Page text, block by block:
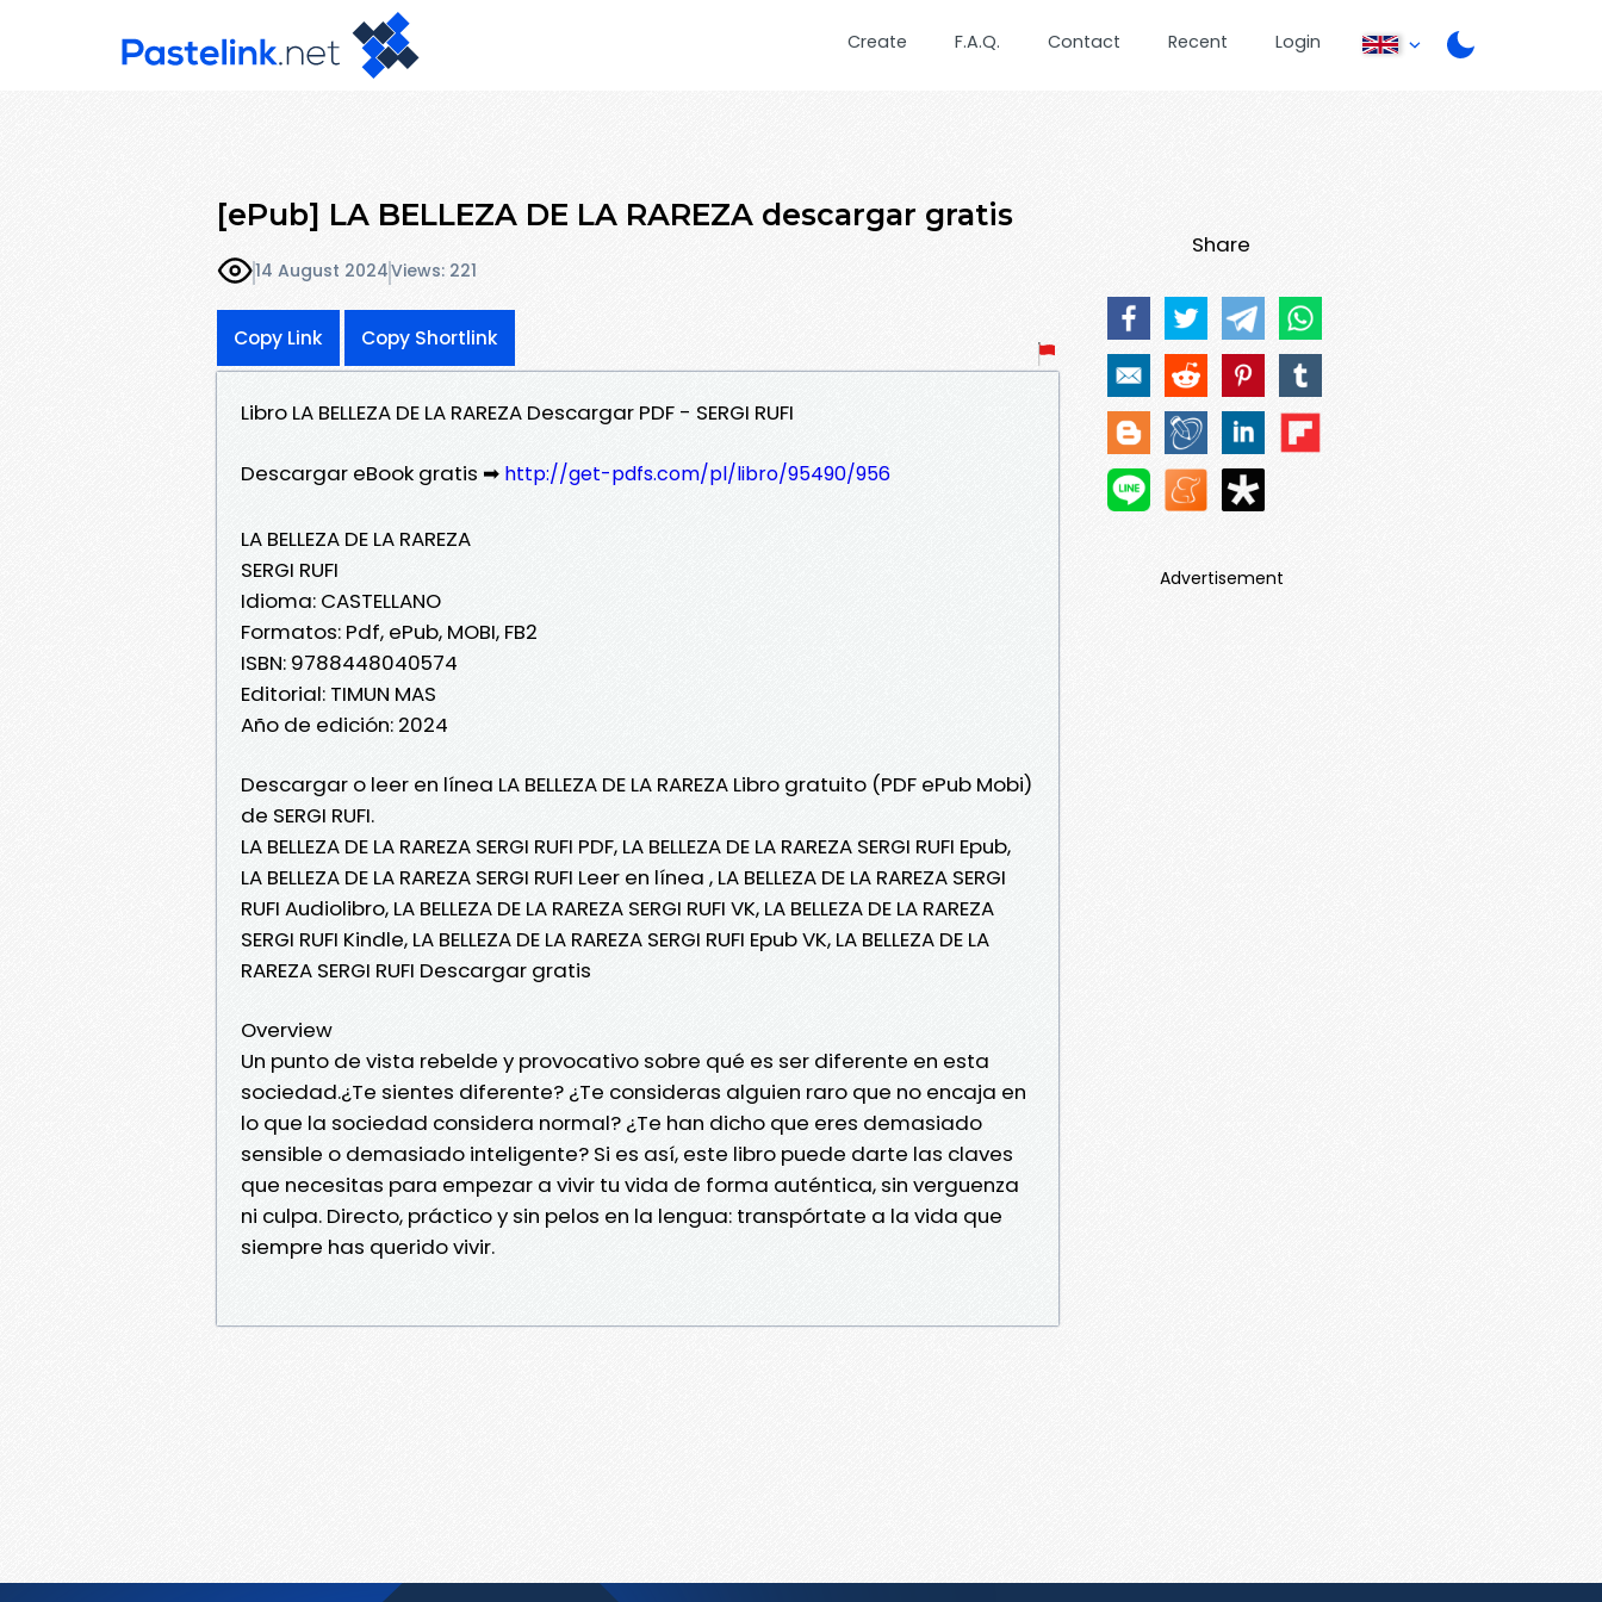
Create F.A.Q. Contact Recent Login
[ePub] LA BELLEZA DE LA RAREZA descargar gratis
14 August 2024Views: 221
Copy Link Copy Shortlink
Libro LA BELLEZA DE LA RAREZA Descargar PDF - SERGI RUFI
Descargar eBook gratis ➡ http://get-pdfs.com/pl/libro/95490/956
LA BELLEZA DE LA RAREZA
SERGI RUFI
Idioma: CASTELLANO
Formatos: Pdf, ePub, MOBI, FB2
ISBN: 9788448040574
Editorial: TIMUN MAS
Año de edición: 2024
Descargar o leer en línea LA BELLEZA DE LA RAREZA Libro gratuito (PDF ePub Mobi)
de SERGI RUFI.
LA BELLEZA DE LA RAREZA SERGI RUFI PDF, LA BELLEZA DE LA RAREZA SERGI RUFI Epub,
LA BELLEZA DE LA RAREZA SERGI RUFI Leer en línea , LA BELLEZA DE LA RAREZA SERGI
RUFI Audiolibro, LA BELLEZA DE LA RAREZA SERGI RUFI VK, LA BELLEZA DE LA RAREZA
SERGI RUFI Kindle, LA BELLEZA DE LA RAREZA SERGI RUFI Epub VK, LA BELLEZA DE LA
RAREZA SERGI RUFI Descargar gratis
Overview
Un punto de vista rebelde y provocativo sobre qué es ser diferente en esta
sociedad.¿Te sientes diferente? ¿Te consideras alguien raro que no encaja en
lo que la sociedad considera normal? ¿Te han dicho que eres demasiado
sensible o demasiado inteligente? Si es así, este libro puede darte las claves
que necesitas para empezar a vivir tu vida de forma auténtica, sin verguenza
ni culpa. Directo, práctico y sin pelos en la lengua: transpórtate a la vida que
siempre has querido vivir.
Share
Advertisement